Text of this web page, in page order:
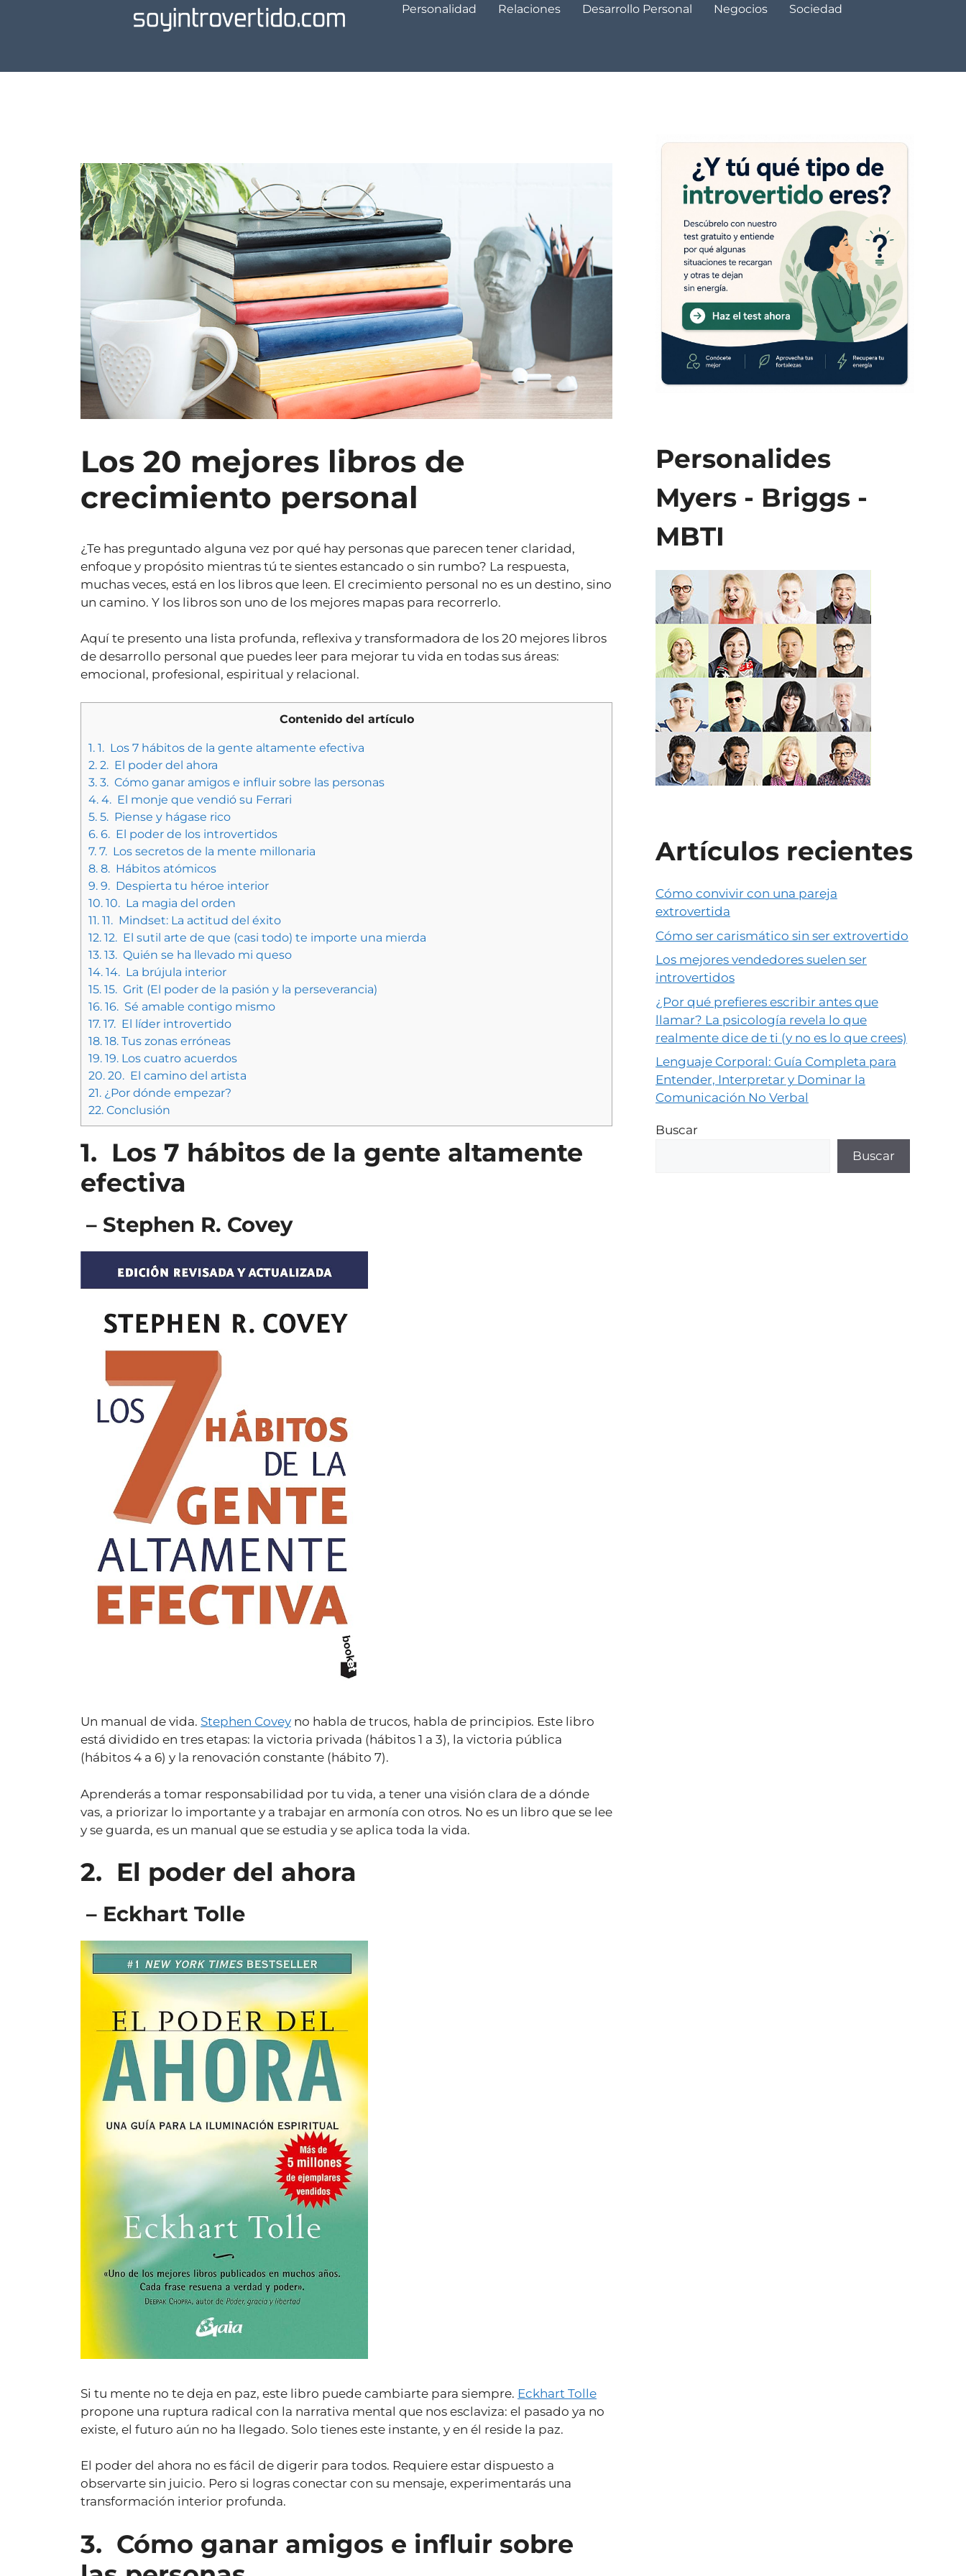
Personalidad Relaciones Desarrollo Personal Negocios Sociedad
Los 20 mejores libros de
crecimiento personal
¿Te has preguntado alguna vez por qué hay personas que parecen tener claridad,
enfoque y propósito mientras tú te sientes estancado o sin rumbo? La respuesta,
muchas veces, está en los libros que leen. El crecimiento personal no es un destino, sino
un camino. Y los libros son uno de los mejores mapas para recorrerlo.
Aquí te presento una lista profunda, reflexiva y transformadora de los 20 mejores libros
de desarrollo personal que puedes leer para mejorar tu vida en todas sus áreas:
emocional, profesional, espiritual y relacional.
Contenido del artículo
1. 1. Los 7 hábitos de la gente altamente efectiva
2. 2. El poder del ahora
3. 3. Cómo ganar amigos e influir sobre las personas
4. 4. El monje que vendió su Ferrari
5. 5. Piense y hágase rico
6. 6. El poder de los introvertidos
7. 7. Los secretos de la mente millonaria
8. 8. Hábitos atómicos
9. 9. Despierta tu héroe interior
10. 10. La magia del orden
11. 11. Mindset: La actitud del éxito
12. 12. El sutil arte de que (casi todo) te importe una mierda
13. 13. Quién se ha llevado mi queso
14. 14. La brújula interior
15. 15. Grit (El poder de la pasión y la perseverancia)
16. 16. Sé amable contigo mismo
17. 17. El líder introvertido
18. 18. Tus zonas erróneas
19. 19. Los cuatro acuerdos
20. 20. El camino del artista
21. ¿Por dónde empezar?
22. Conclusión
1. Los 7 hábitos de la gente altamente
efectiva
– Stephen R. Covey
Un manual de vida. Stephen Covey no habla de trucos, habla de principios. Este libro
está dividido en tres etapas: la victoria privada (hábitos 1 a 3), la victoria pública
(hábitos 4 a 6) y la renovación constante (hábito 7).
Aprenderás a tomar responsabilidad por tu vida, a tener una visión clara de a dónde
vas, a priorizar lo importante y a trabajar en armonía con otros. No es un libro que se lee
y se guarda, es un manual que se estudia y se aplica toda la vida.
2. El poder del ahora
– Eckhart Tolle
Si tu mente no te deja en paz, este libro puede cambiarte para siempre. Eckhart Tolle
propone una ruptura radical con la narrativa mental que nos esclaviza: el pasado ya no
existe, el futuro aún no ha llegado. Solo tienes este instante, y en él reside la paz.
El poder del ahora no es fácil de digerir para todos. Requiere estar dispuesto a
observarte sin juicio. Pero si logras conectar con su mensaje, experimentarás una
transformación interior profunda.
3. Cómo ganar amigos e influir sobre
Personalides
Myers - Briggs -
MBTI
Artículos recientes
Cómo convivir con una pareja
extrovertida
Cómo ser carismático sin ser extrovertido
Los mejores vendedores suelen ser
introvertidos
¿Por qué prefieres escribir antes que
llamar? La psicología revela lo que
realmente dice de ti (y no es lo que crees)
Lenguaje Corporal: Guía Completa para
Entender, Interpretar y Dominar la
Comunicación No Verbal
Buscar
Buscar